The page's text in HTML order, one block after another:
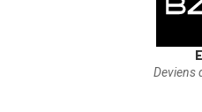
Deviens